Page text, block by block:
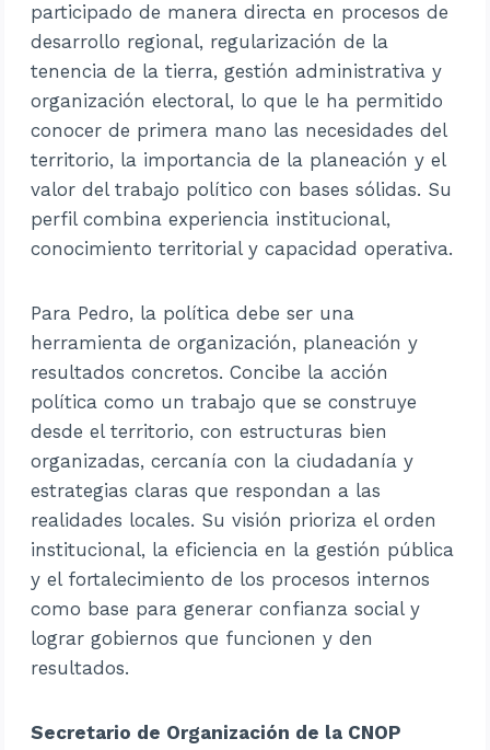
participado de manera directa en procesos de
desarrollo regional, regularización de la
tenencia de la tierra, gestión administrativa y
organización electoral, lo que le ha permitido
conocer de primera mano las necesidades del
territorio, la importancia de la planeación y el
valor del trabajo político con bases sólidas. Su
perfil combina experiencia institucional,
conocimiento territorial y capacidad operativa.
Para Pedro, la política debe ser una
herramienta de organización, planeación y
resultados concretos. Concibe la acción
política como un trabajo que se construye
desde el territorio, con estructuras bien
organizadas, cercanía con la ciudadanía y
estrategias claras que respondan a las
realidades locales. Su visión prioriza el orden
institucional, la eficiencia en la gestión pública
y el fortalecimiento de los procesos internos
como base para generar confianza social y
lograr gobiernos que funcionen y den
resultados.
Secretario de Organización de la CNOP